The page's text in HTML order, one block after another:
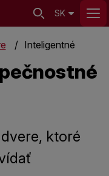
SK
Inteligentné
ktoré